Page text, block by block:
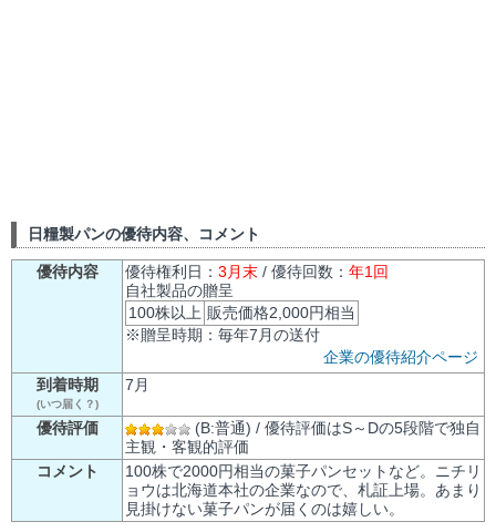
日糧製パンの優待内容、コメント
優待内容 優待権利日： 3月末 / 優待回数： 年1回
自社製品の贈呈
100株以上 販売価格2,000円相当
※贈呈時期：毎年7月の送付
企業の優待紹介ページ
到着時期
(いつ届く？)
7月
優待評価
(B:普通) / 優待評価はS～Dの5段階で独自
主観・客観的評価
コメント
100株で2000円相当の菓子パンセットなど。ニチリ
ョウは北海道本社の企業なので、札証上場。あまり
見掛けない菓子パンが届くのは嬉しい。